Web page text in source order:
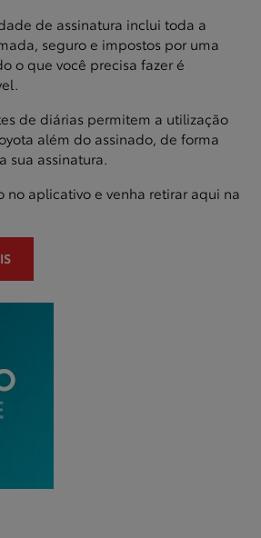
de assinatura inclui toda a
seguro e impostos por uma
o que você precisa fazer é
de diárias permitem a utilização
além do assinado, de forma
sua assinatura.
no aplicativo e venha retirar aqui na